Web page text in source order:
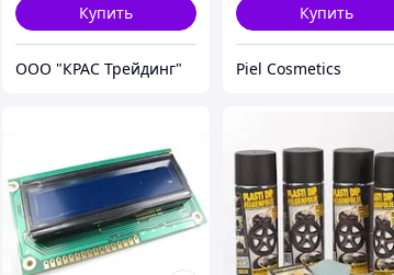
Купить
ООО "КРАС Трейдинг"
Купить
Piel Cosmetics